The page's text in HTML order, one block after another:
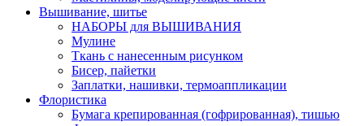
Вышивание, шитье
НАБОРЫ для ВЫШИВАНИЯ
Мулине
Ткань с нанесенным рисунком
Бисер, пайетки
Заплатки, нашивки, термоаппликации
Флористика
Бумага крепированная (гофрированная), тишью